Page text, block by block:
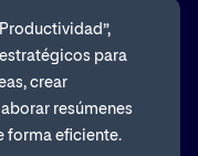
para
crear
resúmenes
forma eficiente.